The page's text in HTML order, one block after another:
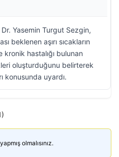
Dr. Yasemin Turgut Sezgin,
beklenen aşırı sıcakların
hastalığı bulunan
oluşturduğunu belirterek
konusunda uyardı.
olmalısınız.